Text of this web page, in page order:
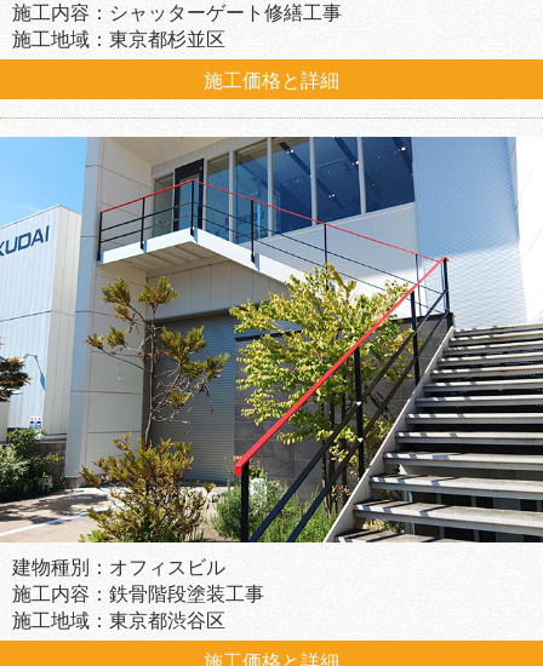
施工内容：シャッターゲート修繕工事
施工地域：東京都杉並区
施工価格と詳細
建物種別：オフィスビル
施工内容：鉄骨階段塗装工事
施工地域：東京都渋谷区
施工価格と詳細